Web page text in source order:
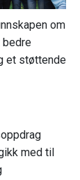
om
bedre
et støttende
med til